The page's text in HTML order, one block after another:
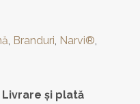
Branduri Narvi®
Livrare și plată